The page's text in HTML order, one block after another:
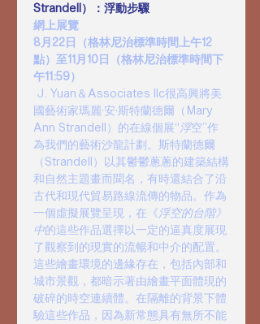
Strandell）：浮動步驟
網上展覽
8月22日（格林尼治標準時間上午12
點）至11月10日（格林尼治標準時間下
午11:59）
國藝術家瑪麗·安·斯特蘭德爾（Mary
Ann Strandell）的在線個展“浮空”作
為我們的藝術沙龍計劃。斯特蘭德爾
（Strandell）以其鬱鬱蔥蔥的建築結構
和自然主題畫而聞名，有時還結合了沿
古代和現代貿易路線流傳的物品。作為
一個虛擬展覽呈現，在《浮空的台階》
中的這些作品選擇以一定的逼真度展現
了觀察到的現實的流暢和中介的配置。
這些繪畫環境的邊緣存在，包括內部和
城市景觀，都暗示著由繪畫平面體現的
破碎的時空連續體。在隔離的背景下體
驗這些作品，因為新常態具有無所不能